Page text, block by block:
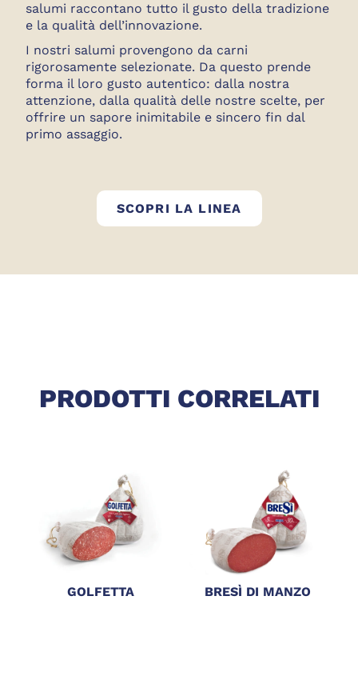
salumi raccontano tutto il gusto della tradizione
e la qualità dell’innovazione.
I nostri salumi provengono da carni
rigorosamente selezionate. Da questo prende
forma il loro gusto autentico: dalla nostra
attenzione, dalla qualità delle nostre scelte, per
offrire un sapore inimitabile e sincero fin dal
primo assaggio.
SCOPRI LA LINEA
PRODOTTI CORRELATI
GOLFETTA BRESÌ DI MANZO